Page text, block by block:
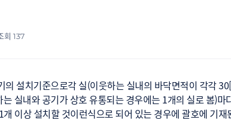
회 137
의 설치기준으로각 실(이웃하는 실내의 바닥면적이 각각
실내와 공기가 상호 유통되는 경우에는 1개의 실로 봄)
이상 설치할 것이런식으로 되어 있는 경우에 괄호에 기